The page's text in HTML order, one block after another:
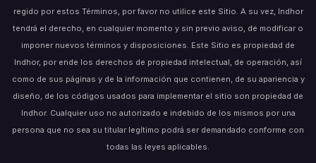
regido por estos Términos, por favor no utilice este Sitio. A su vez, Indhor
tendrá el derecho, en cualquier momento y sin previo aviso, de modificar o
imponer nuevos términos y disposiciones. Este Sitio es propiedad de
Indhor, por ende los derechos de propiedad intelectual, de operación, así
como de sus páginas y de la información que contienen, de su apariencia y
diseño, de los códigos usados para implementar el sitio son propiedad de
Indhor. Cualquier uso no autorizado e indebido de los mismos por una
persona que no sea su titular legítimo podrá ser demandado conforme con
todas las leyes aplicables.